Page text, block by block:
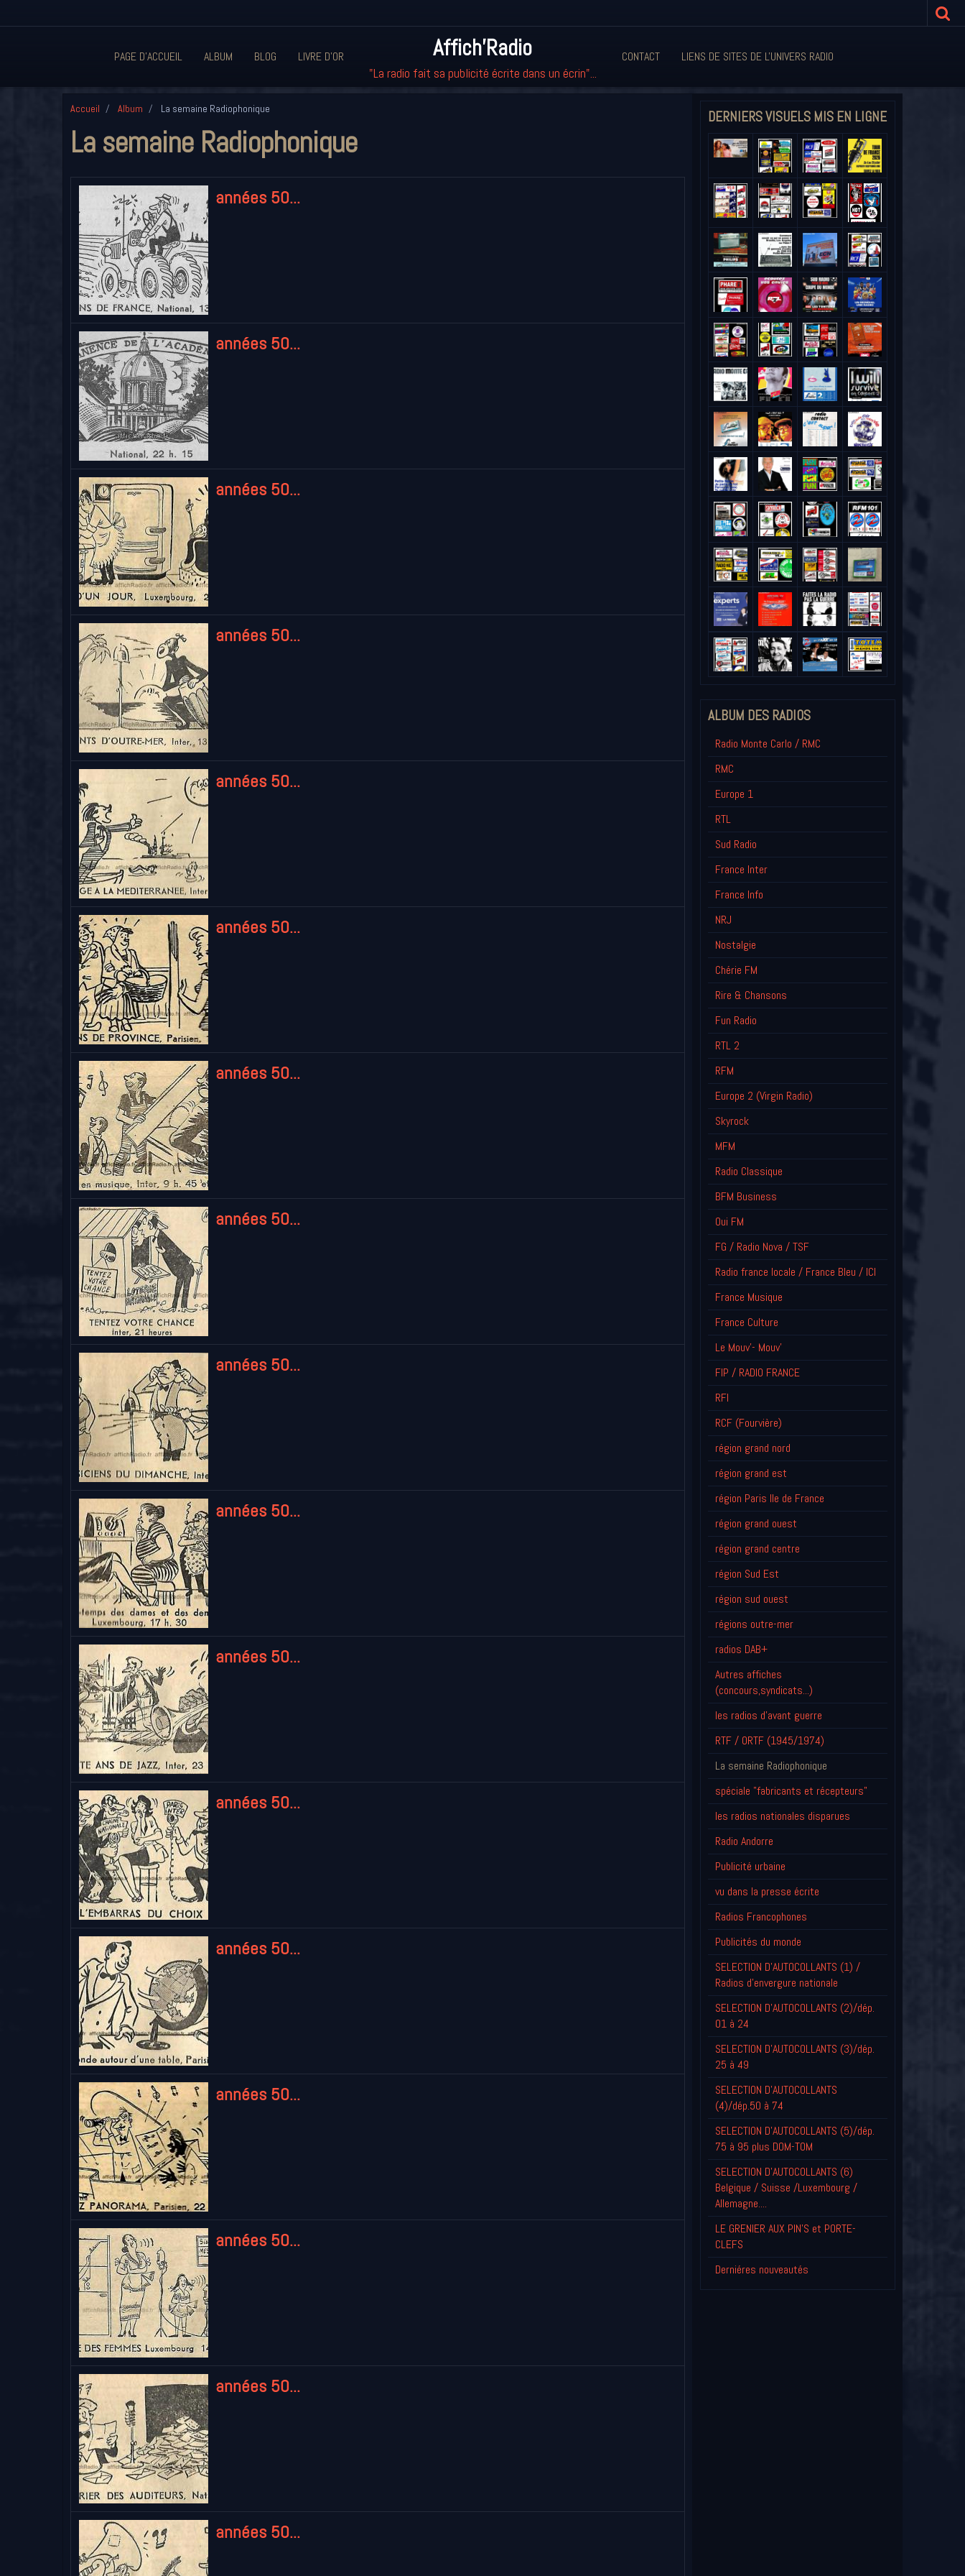
PAGE D'ACCUEIL ALBUM BLOG LIVRE D'OR Affich'Radio
"La radio fait sa publicité écrite dans un écrin"...
CONTACT LIENS DE SITES DE L'UNIVERS RADIO
Accueil Album La semaine Radiophonique
La semaine Radiophonique
années 50...
années 50...
années 50...
années 50...
années 50...
années 50...
années 50...
années 50...
années 50...
années 50...
années 50...
années 50...
années 50...
années 50...
années 50...
années 50...
années 50...
DERNIERS VISUELS MIS EN LIGNE
ALBUM DES RADIOS
Radio Monte Carlo / RMC
RMC
Europe 1
RTL
Sud Radio
France Inter
France Info
NRJ
Nostalgie
Chérie FM
Rire & Chansons
Fun Radio
RTL 2
RFM
Europe 2 (Virgin Radio)
Skyrock
MFM
Radio Classique
BFM Business
Oui FM
FG / Radio Nova / TSF
Radio france locale / France Bleu / ICI
France Musique
France Culture
Le Mouv'- Mouv'
FIP / RADIO FRANCE
RFI
RCF (Fourvière)
région grand nord
région grand est
région Paris Ile de France
région grand ouest
région grand centre
région Sud Est
région sud ouest
régions outre-mer
radios DAB+
Autres affiches
(concours,syndicats...)
les radios d'avant guerre
RTF / ORTF (1945/1974)
La semaine Radiophonique
spéciale "fabricants et récepteurs"
les radios nationales disparues
Radio Andorre
Publicité urbaine
vu dans la presse écrite
Radios Francophones
Publicités du monde
SELECTION D'AUTOCOLLANTS (1) /
Radios d'envergure nationale
SELECTION D'AUTOCOLLANTS (2)/dép.
01 à 24
SELECTION D'AUTOCOLLANTS (3)/dép.
25 à 49
SELECTION D'AUTOCOLLANTS
(4)/dép.50 à 74
SELECTION D'AUTOCOLLANTS (5)/dép.
75 à 95 plus DOM-TOM
SELECTION D'AUTOCOLLANTS (6)
Belgique / Suisse /Luxembourg /
Allemagne....
LE GRENIER AUX PIN'S et PORTE-
CLEFS
Derniéres nouveautés